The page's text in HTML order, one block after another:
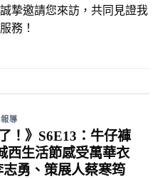
摯邀請您來訪，共同見證我
務！
導
！》S6E13：牛仔褲
西生活節感受萬華衣
勇、策展人蔡寒筠